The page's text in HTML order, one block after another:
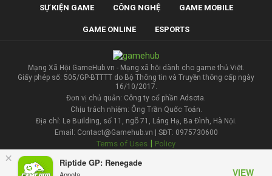
× Riptide GP: Renegade
VIEW
SỰ KIỆN GAME CÔNG NGHỆ GAME MOBILE
GAME ONLINE ESPORTS
Mạng Xã Hội GameHub.vn - Mạng xã hội dành cho game thủ Việt.
Giấy phép số: 505/GP-BTTTT do Bộ Thông tin và Truyền thông cấp ngày
16/10/2017.
Đơn vị chủ quản: Công ty cổ phần Adsota.
Chịu trách nhiệm: Ông Trần Quốc Toản.
Địa chỉ: Le Building, số 11, ngõ 71, Láng Hạ, Ba Đình, Hà Nội.
Email: Contact@Gamehub.vn | SĐT: 0975730600
Terms of Uses | Policy
Liên hệ đăng bài